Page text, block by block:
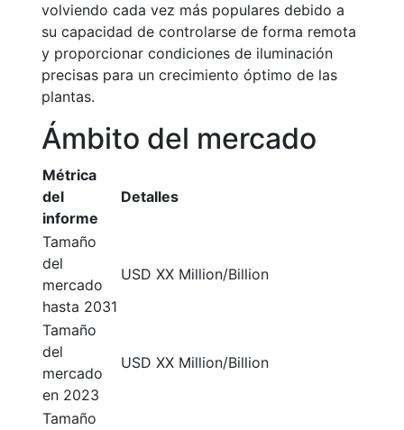
volviendo cada vez más populares debido a
su capacidad de controlarse de forma remota
y proporcionar condiciones de iluminación
precisas para un crecimiento óptimo de las
plantas.
Ámbito del mercado
Métrica
del
informe
Detalles
Tamaño
del
mercado
hasta 2031
USD XX Million/Billion
Tamaño
del
mercado
en 2023
USD XX Million/Billion
Tamaño